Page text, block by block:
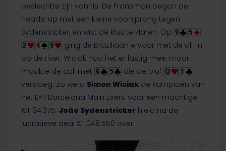
beslechtte zijn vonnis. De Fransman begon de
heads-up met een kleine voorsprong tegen
Sydenstricker, en wist de klus te klaren. Op 9
5
2
4 9
ging de Braziliaan ervoor met de all-in
op de river. Wiciak had het er lastig mee, maar
maakte de call met 6 5 die de bluf Q T
versloeg. Zo werd Simon Wiciakde kampioen van
het EPT Barcelona Main Event voor een machtige
€1.134.375. João Sydenstrickerhield na de
lucratieve deal €1.048.550 over.